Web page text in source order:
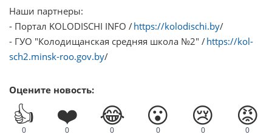
Наши партнеры:
- Портал KOLODISCHI INFO /https://kolodischi.by/
- ГУО "Колодищанская средняя школа №2" /https://kol-
sch2.minsk-roo.gov.by/
Оцените новость:
👍
0
❤️
0
😂
0
😮
0
😢
0
😡
0